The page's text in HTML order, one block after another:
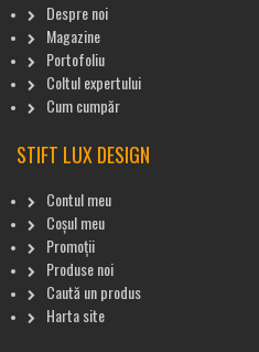
Despre noi
Magazine
Portofoliu
Coltul expertului
Cum cumpăr
STIFT LUX DESIGN
Contul meu
Coșul meu
Promoții
Produse noi
Caută un produs
Harta site